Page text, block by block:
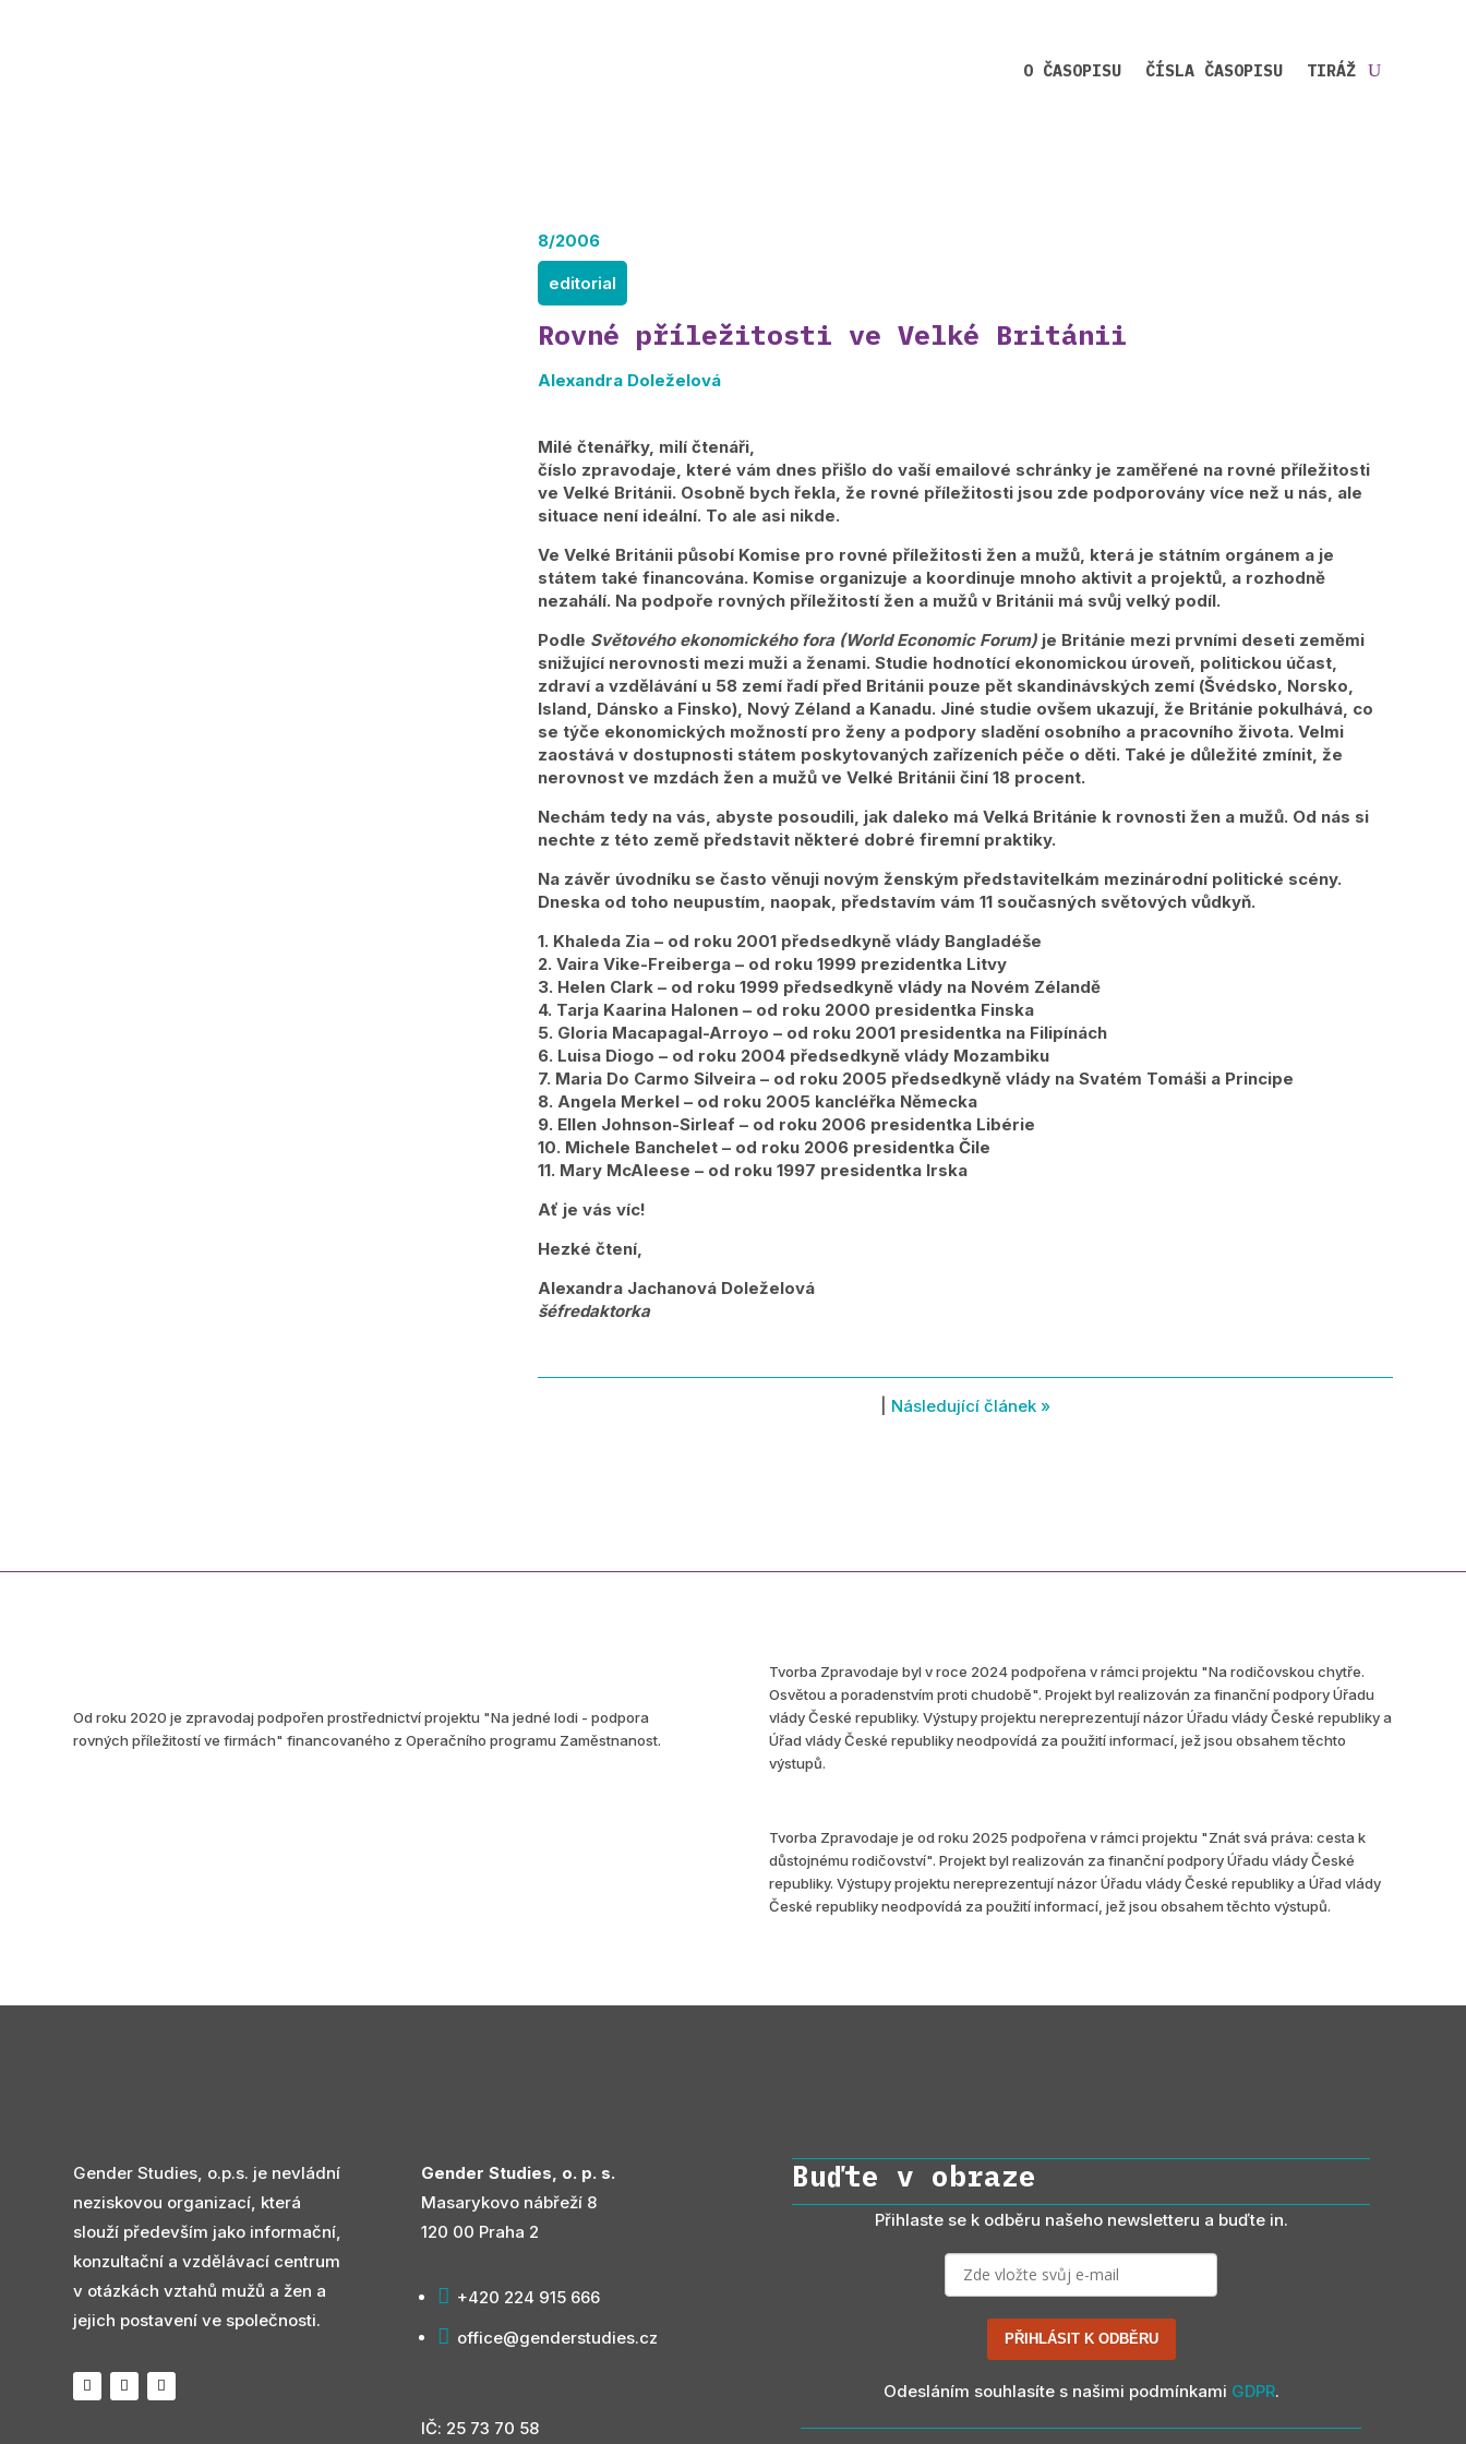
O ČASOPISU ČÍSLA ČASOPISU TIRÁŽ
8/2006
editorial
Rovné příležitosti ve Velké Británii
Alexandra Doleželová
Milé čtenářky, milí čtenáři,
číslo zpravodaje, které vám dnes přišlo do vaší emailové schránky je zaměřené na rovné příležitosti
ve Velké Británii. Osobně bych řekla, že rovné příležitosti jsou zde podporovány více než u nás, ale
situace není ideální. To ale asi nikde.
Ve Velké Británii působí Komise pro rovné příležitosti žen a mužů, která je státním orgánem a je
státem také financována. Komise organizuje a koordinuje mnoho aktivit a projektů, a rozhodně
nezahálí. Na podpoře rovných příležitostí žen a mužů v Británii má svůj velký podíl.
Podle Světového ekonomického fora (World Economic Forum)je Británie mezi prvními deseti zeměmi
snižující nerovnosti mezi muži a ženami. Studie hodnotící ekonomickou úroveň, politickou účast,
zdraví a vzdělávání u 58 zemí řadí před Británii pouze pět skandinávských zemí (Švédsko, Norsko,
Island, Dánsko a Finsko), Nový Zéland a Kanadu. Jiné studie ovšem ukazují, že Británie pokulhává, co
se týče ekonomických možností pro ženy a podpory sladění osobního a pracovního života. Velmi
zaostává v dostupnosti státem poskytovaných zařízeních péče o děti. Také je důležité zmínit, že
nerovnost ve mzdách žen a mužů ve Velké Británii činí 18 procent.
Nechám tedy na vás, abyste posoudili, jak daleko má Velká Británie k rovnosti žen a mužů. Od nás si
nechte z této země představit některé dobré firemní praktiky.
Na závěr úvodníku se často věnuji novým ženským představitelkám mezinárodní politické scény.
Dneska od toho neupustím, naopak, představím vám 11 současných světových vůdkyň.
1. Khaleda Zia – od roku 2001 předsedkyně vlády Bangladéše
2. Vaira Vike-Freiberga – od roku 1999 prezidentka Litvy
3. Helen Clark – od roku 1999 předsedkyně vlády na Novém Zélandě
4. Tarja Kaarina Halonen – od roku 2000 presidentka Finska
5. Gloria Macapagal-Arroyo – od roku 2001 presidentka na Filipínách
6. Luisa Diogo – od roku 2004 předsedkyně vlády Mozambiku
7. Maria Do Carmo Silveira – od roku 2005 předsedkyně vlády na Svatém Tomáši a Principe
8. Angela Merkel – od roku 2005 kancléřka Německa
9. Ellen Johnson-Sirleaf – od roku 2006 presidentka Libérie
10. Michele Banchelet – od roku 2006 presidentka Čile
11. Mary McAleese – od roku 1997 presidentka Irska
Ať je vás víc!
Hezké čtení,
Alexandra Jachanová Doleželová
šéfredaktorka
Následující článek »
Od roku 2020 je zpravodaj podpořen prostřednictví projektu "Na jedné lodi - podpora
rovných příležitostí ve firmách" financovaného z Operačního programu Zaměstnanost.
Tvorba Zpravodaje byl v roce 2024 podpořena v rámci projektu "Na rodičovskou chytře.
Osvětou a poradenstvím proti chudobě". Projekt byl realizován za finanční podpory Úřadu
vlády České republiky. Výstupy projektu nereprezentují názor Úřadu vlády České republiky a
Úřad vlády České republiky neodpovídá za použití informací, jež jsou obsahem těchto
výstupů.
Tvorba Zpravodaje je od roku 2025 podpořena v rámci projektu "Znát svá práva: cesta k
důstojnému rodičovství". Projekt byl realizován za finanční podpory Úřadu vlády České
republiky. Výstupy projektu nereprezentují názor Úřadu vlády České republiky a Úřad vlády
České republiky neodpovídá za použití informací, jež jsou obsahem těchto výstupů.
Gender Studies, o.p.s. je nevládní
neziskovou organizací, která
slouží především jako informační,
konzultační a vzdělávací centrum
v otázkách vztahů mužů a žen a
jejich postavení ve společnosti.
Gender Studies, o. p. s.
Masarykovo nábřeží 8
120 00 Praha 2
 +420 224 915 666
 office@genderstudies.cz
IČ: 25 73 70 58
Buďte v obraze
Přihlaste se k odběru našeho newsletteru a buďte in.
PŘIHLÁSIT K ODBĚRU
Odesláním souhlasíte s našimi podmínkami GDPR.